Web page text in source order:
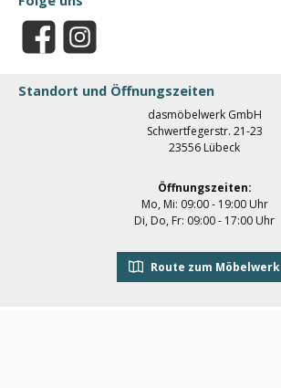
Facebook Instagram
Standort und Öffnungszeiten
dasmöbelwerk GmbH
Schwertfegerstr. 21-23
23556 Lübeck
Öffnungszeiten:
Mo, Mi: 09:00 - 19:00 Uhr
Di, Do, Fr: 09:00 - 17:00 Uhr
Route zum Möbelwerk